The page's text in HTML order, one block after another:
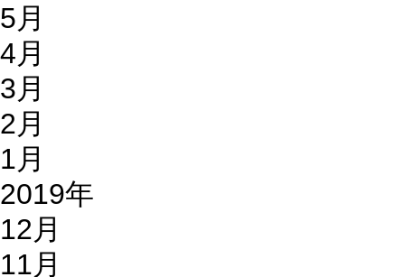
5月
4月
3月
2月
1月
2019年
12月
11月